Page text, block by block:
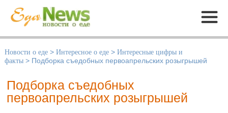
Меню
Новости о еде > Интересное о еде > Интересные цифры и
факты > Подборка съедобных первоапрельских розыгрышей
Подборка съедобных
первоапрельских розыгрышей